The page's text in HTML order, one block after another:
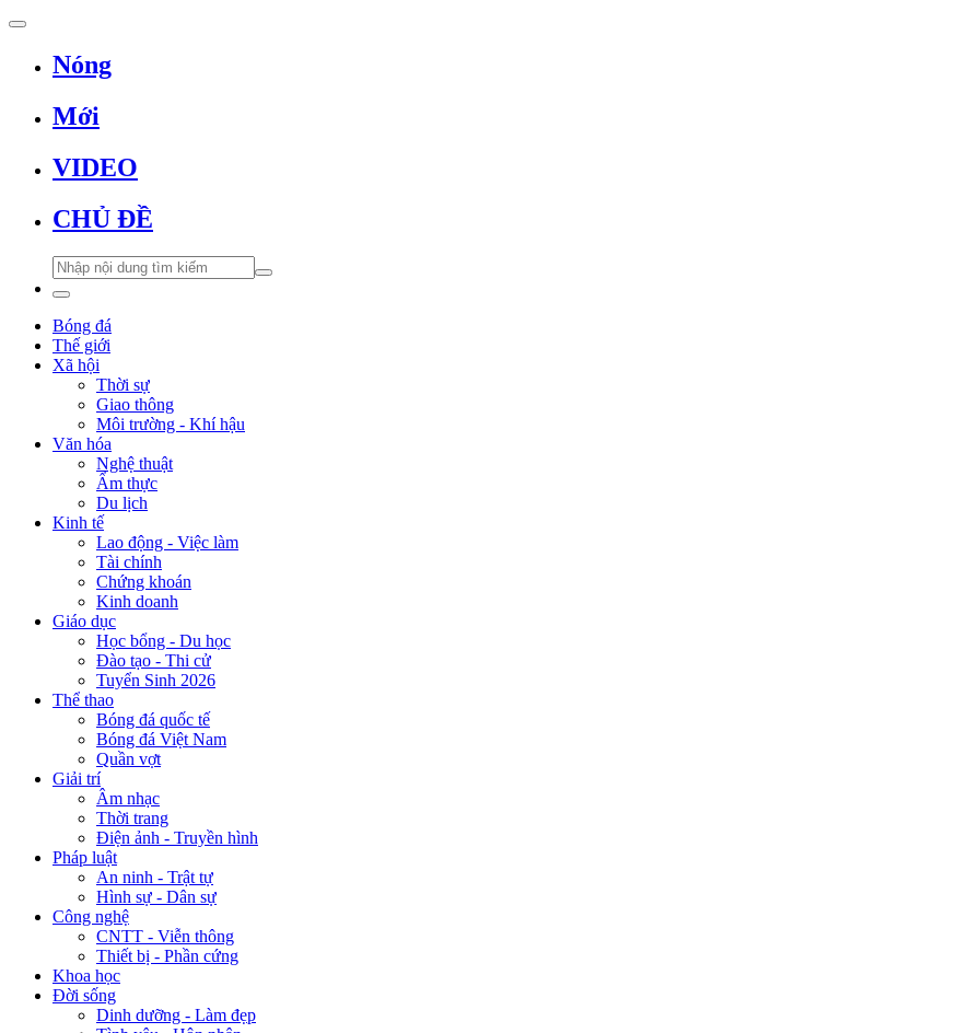
Nóng
Mới
VIDEO
CHỦ ĐỀ
Bóng đá
Thế giới
Xã hội
Thời sự
Giao thông
Môi trường - Khí hậu
Văn hóa
Nghệ thuật
Ẩm thực
Du lịch
Kinh tế
Lao động - Việc làm
Tài chính
Chứng khoán
Kinh doanh
Giáo dục
Học bổng - Du học
Đào tạo - Thi cử
Tuyển Sinh 2026
Thể thao
Bóng đá quốc tế
Bóng đá Việt Nam
Quần vợt
Giải trí
Âm nhạc
Thời trang
Điện ảnh - Truyền hình
Pháp luật
An ninh - Trật tự
Hình sự - Dân sự
Công nghệ
CNTT - Viễn thông
Thiết bị - Phần cứng
Khoa học
Đời sống
Dinh dưỡng - Làm đẹp